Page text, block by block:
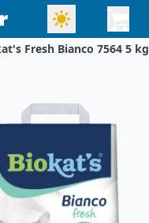
Fresh Bianco 7564 5 kg